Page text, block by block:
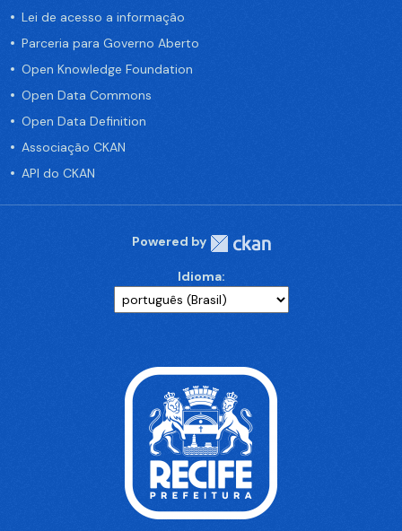
Lei de acesso a informação
Parceria para Governo Aberto
Open Knowledge Foundation
Open Data Commons
Open Data Definition
Associação CKAN
API do CKAN
Powered by
Idioma